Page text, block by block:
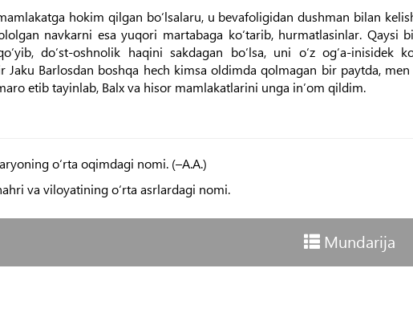
hokim qilgan bo‘lsalaru, u bevafoligidan dushman bilan
navkarni esa yuqori martabaga ko‘tarib, hurmatlasinlar.
do‘st-oshnolik haqini sakdagan bo‘lsa, uni o‘z og‘a-
Jaku Barlosdan boshqa hech kimsa oldimda qolmagan bir paytda,
etib tayinlab, Balx va hisor mamlakatlarini unga in’om qildim.
o‘rta oqimdagi nomi. (–А.А.)
va viloyatining o‘rta asrlardagi nomi.
Mundarija